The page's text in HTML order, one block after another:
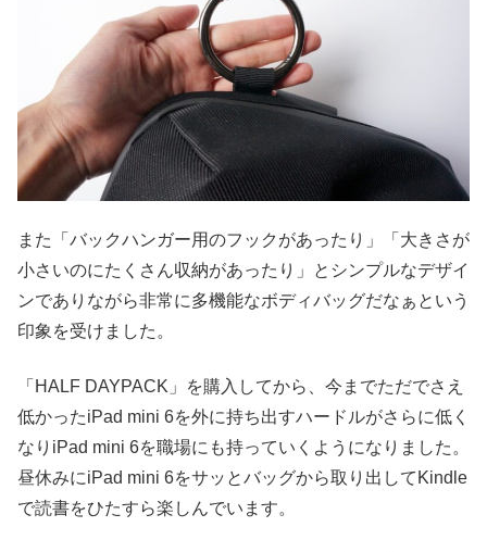
また「バックハンガー用のフックがあったり」「大きさが
小さいのにたくさん収納があったり」とシンプルなデザイ
ンでありながら非常に多機能なボディバッグだなぁという
印象を受けました。
「HALF DAYPACK」を購入してから、今までただでさえ
低かったiPad mini 6を外に持ち出すハードルがさらに低く
なりiPad mini 6を職場にも持っていくようになりました。
昼休みにiPad mini 6をサッとバッグから取り出してKindle
で読書をひたすら楽しんでいます。